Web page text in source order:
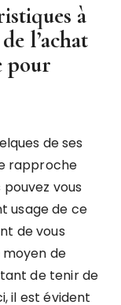
à
l’achat
pour
de ses
rapproche
vous
usage de ce
de vous
de
de tenir de
il est évident